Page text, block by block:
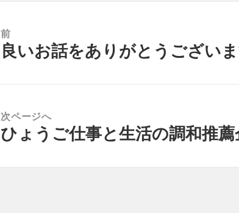
前
前
良いお話をありがとうござい
次ページへ
次
ひょうご仕事と生活の調和推